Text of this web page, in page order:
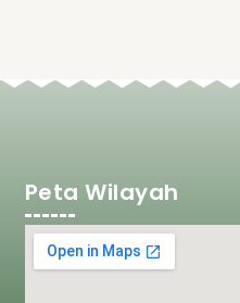
Peta Wilayah